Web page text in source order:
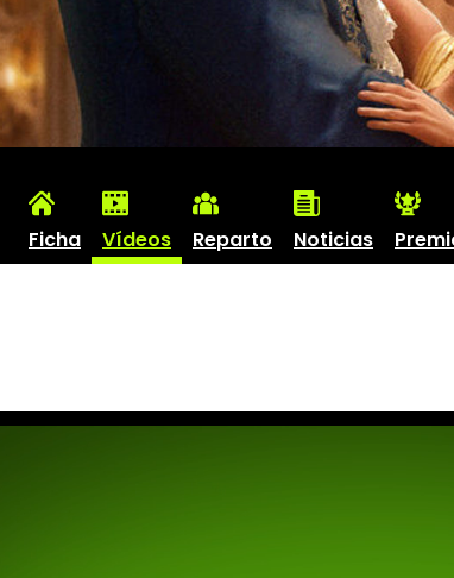
Ficha Vídeos Reparto Noticias